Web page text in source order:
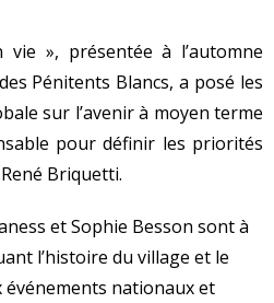
vie », présentée à l’automne
Pénitents Blancs, a posé les
sur l’avenir à moyen terme
pour définir les priorités
Briquetti.
et Sophie Besson sont à
l’histoire du village et le
nationaux et